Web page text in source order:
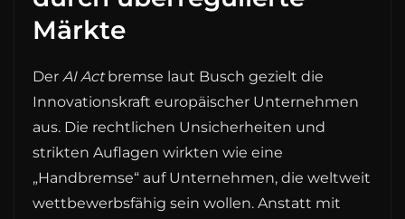
Märkte
Der AI Actbremse laut Busch gezielt die
Innovationskraft europäischer Unternehmen
aus. Die rechtlichen Unsicherheiten und
strikten Auflagen wirkten wie eine
„Handbremse“ auf Unternehmen, die weltweit
wettbewerbsfähig sein wollen. Anstatt mit